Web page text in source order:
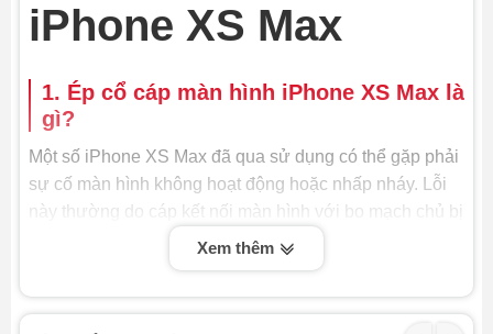
iPhone XS Max
1. Ép cổ cáp màn hình iPhone XS Max là
gì?
Một số iPhone XS Max đã qua sử dụng có thể gặp phải
sự cố màn hình không hoạt động hoặc nhấp nháy. Lỗi
này thường do cáp kết nối màn hình với bo mạch chủ bị
hỏng. Dịch vụ ép cổ cáp màn hình có thể giải quyết vấn
Ép cổ cáp màn hình iPhone XS Max là quy trình kỹ
Xem thêm